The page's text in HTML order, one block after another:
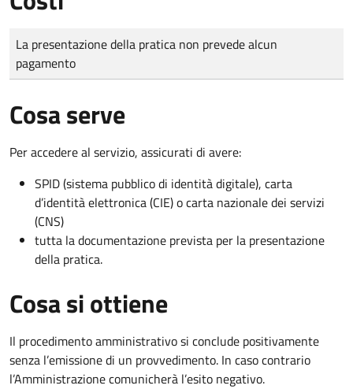
Tipo di pagamento
Importo
La presentazione della pratica non prevede alcun
pagamento
Cosa serve
Per accedere al servizio, assicurati di avere:
SPID (sistema pubblico di identità digitale), carta
d’identità elettronica (CIE) o carta nazionale dei servizi
(CNS)
tutta la documentazione prevista per la presentazione
della pratica.
Cosa si ottiene
Il procedimento amministrativo si conclude positivamente
senza l’emissione di un provvedimento. In caso contrario
l’Amministrazione comunicherà l’esito negativo.